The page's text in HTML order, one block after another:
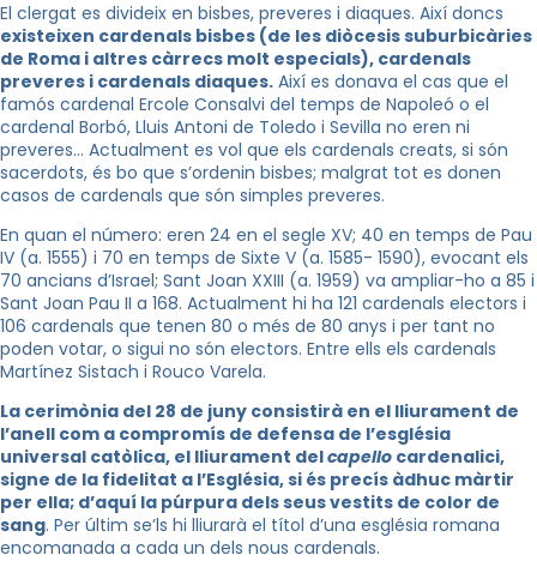
El clergat es divideix en bisbes, preveres i diaques. Així doncs
existeixen cardenals bisbes (de les diòcesis suburbicàries
de Roma i altres càrrecs molt especials), cardenals
preveres i cardenals diaques. Així es donava el cas que el
famós cardenal Ercole Consalvi del temps de Napoleó o el
cardenal Borbó, Lluis Antoni de Toledo i Sevilla no eren ni
preveres… Actualment es vol que els cardenals creats, si són
sacerdots, és bo que s’ordenin bisbes; malgrat tot es donen
casos de cardenals que són simples preveres.
En quan el número: eren 24 en el segle XV; 40 en temps de Pau
IV (a. 1555) i 70 en temps de Sixte V (a. 1585- 1590), evocant els
70 ancians d’Israel; Sant Joan XXIII (a. 1959) va ampliar-ho a 85 i
Sant Joan Pau II a 168. Actualment hi ha 121 cardenals electors i
106 cardenals que tenen 80 o més de 80 anys i per tant no
poden votar, o sigui no són electors. Entre ells els cardenals
Martínez Sistach i Rouco Varela.
La cerimònia del 28 de juny consistirà en el lliurament de
l’anell com a compromís de defensa de l’església
universal catòlica, el lliurament delcapello cardenalici,
signe de la fidelitat a l’Església, si és precís àdhuc màrtir
per ella; d’aquí la púrpura dels seus vestits de color de
sang. Per últim se’ls hi lliurarà el títol d’una església romana
encomanada a cada un dels nous cardenals.